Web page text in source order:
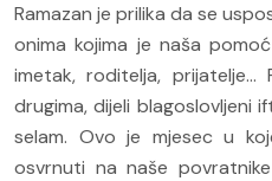
Ramazan je prilika da se
onima kojima je naša
imetak, roditelja,
drugima, dijeli blagoslovljeni
selam. Ovo je mjesec u
osvrnuti na naše